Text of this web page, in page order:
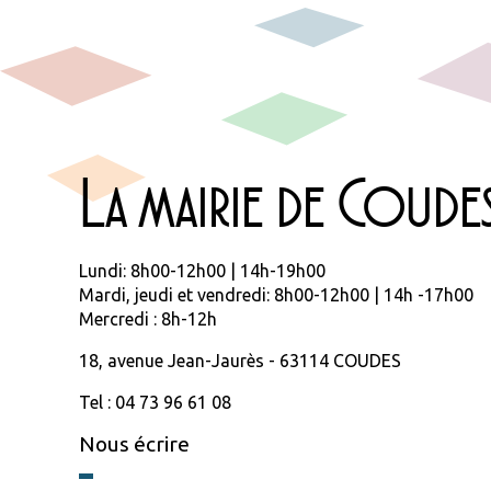
La mairie de
Lundi: 8h00-12h00 | 14h-19h00
Mardi, jeudi et vendredi: 8h00-12h00 | 14h -17h00
Mercredi : 8h-12h
18, avenue Jean-Jaurès - 63114 COUDES
Tel : 04 73 96 61 08
Nous écrire